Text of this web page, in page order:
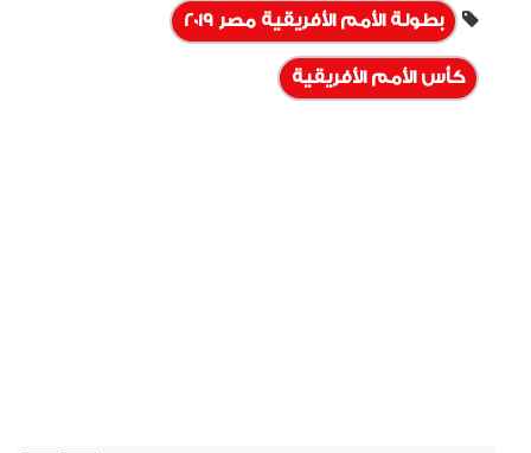
بطولة الأمم الأفريقية مصر 2019
كأس الأمم الأفريقية